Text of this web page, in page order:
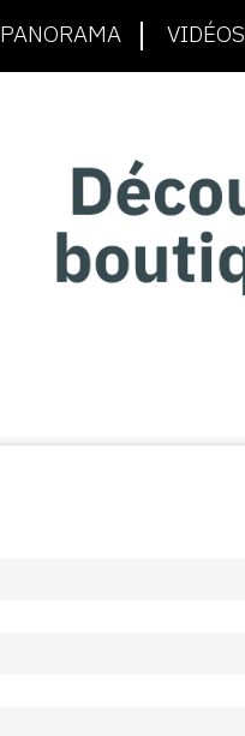
PANORAMA VIDÉOS